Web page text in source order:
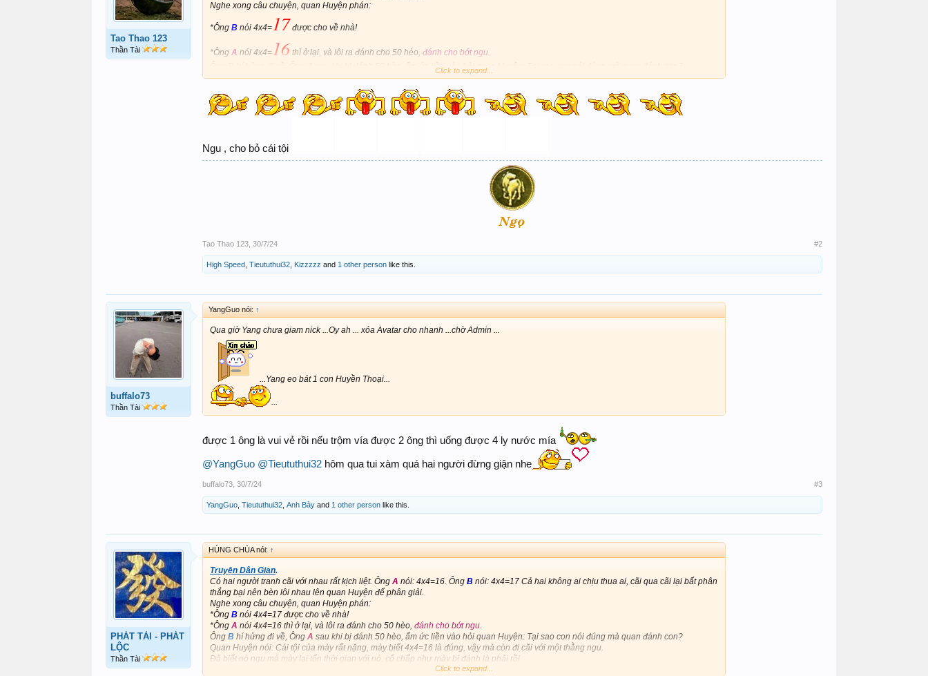
Tao Thao 123
Thần Tài
Nghe xong câu chuyện, quan Huyện phán:
*Ông B nói 4x4=17 được cho về nhà!
*Ông A nói 4x4=16 thì ở lại, và lôi ra đánh cho 50 hèo, đánh cho bớt ngu.
sau khi bị đánh 50 hèo, ấm ức liền vào hỏi quan Huyện: Tại sao con nói đúng mà quan đánh con?
Quan Huyện nói: Cái tội của mày rất nặng, mày biết 4x4=16 là đúng, vậy mà còn đi cãi với một thằng ngu.
Đã biết nó ngu mà mày lại tốn thời gian với nó, cố chấp như mày bị đánh là phải rồi.
Thằng ngu kia tao thả nó về là để xã hội dạy cho nó, mày có nói đến thế nào đi chăng nữa nó vẫn không khôn ra được đâu.
Click to expand...
Ngu , cho bỏ cái tội
Tao Thao 123 30/7/24 #2
High Speed Tieututhui32 Kizzzzz and 1 other person like this.
buffalo73
Thần Tài
YangGuo nói: ↑
Qua giờ Yang chưa giam nick ...Oy ah ... xóa Avatar cho nhanh ...chờ Admin ...
...Yang eo bát 1 con Huyền Thoại...
được 1 ông là vui vẻ rồi nếu trộm vía được 2 ông thì uống được 4 ly nước mía
@YangGuo @Tieututhui32 hôm qua tui xàm quá hai người đừng giận nhe
buffalo73 30/7/24 #3
YangGuo Tieututhui32 Anh Bảy and 1 other person like this.
PHÁT TÀI - PHÁT
LỘC
Thần Tài
HÙNG CHÙA nói: ↑
Truyện Dân Gian.
Có hai người tranh cãi với nhau rất kịch liệt. Ông A nói: 4x4=16. Ông B nói: 4x4=17 Cả hai không ai chịu thua ai, cãi qua cãi lại bất phân
thắng bại nên bèn lôi nhau lên quan Huyện để phân giải.
Nghe xong câu chuyện, quan Huyện phán:
*Ông B nói 4x4=17 được cho về nhà!
*Ông A nói 4x4=16 thì ở lại, và lôi ra đánh cho 50 hèo, đánh cho bớt ngu.
Ông B hí hửng đi về, Ông A sau khi bị đánh 50 hèo, ấm ức liền vào hỏi quan Huyện: Tại sao con nói đúng mà quan đánh con?
Quan Huyện nói: Cái tội của mày rất nặng, mày biết 4x4=16 là đúng, vậy mà còn đi cãi với một thằng ngu.
Đã biết nó ngu mà mày lại tốn thời gian với nó, cố chấp như mày bị đánh là phải rồi.
mày có nói đến thế nào đi chăng nữa nó vẫn không khôn ra được đâu.
Click to expand...